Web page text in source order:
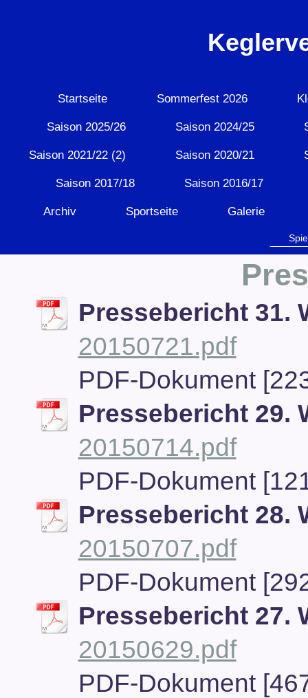
Startseite Sommerfest 2026
Saison 2025/26 Saison 2024/25
Saison 2021/22 (2) Saison 2020/21
Saison 2017/18 Saison 2016/17
Archiv Sportseite Galerie
Pressebericht 31.
20150721.pdf
PDF-Dokument
Pressebericht 29.
20150714.pdf
PDF-Dokument
Pressebericht 28.
20150707.pdf
PDF-Dokument
Pressebericht 27.
20150629.pdf
PDF-Dokument